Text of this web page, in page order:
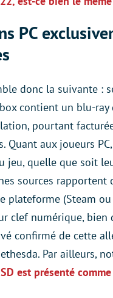
PC
donc la suivante :
contient un blu-ray
pourtant
Quant aux joueurs
jeu, quelle que soit
sources rapportent
plateforme (Steam
clef numérique, bien
confirmé de cette
Par ailleurs,
est présenté